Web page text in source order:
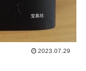
2023.07.29